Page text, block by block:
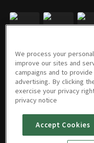
46회
05/07/2019 • 1시간 38분
47회 48회
We process your
improve our sites and
campaigns and to
advertising. By clicking
exercise your privacy
privacy notice
Accept Cookies